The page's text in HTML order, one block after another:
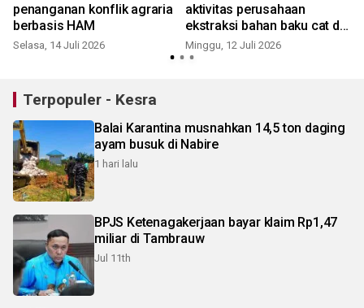
penanganan konflik agraria
berbasis HAM
Selasa, 14 Juli 2026
aktivitas perusahaan
ekstraksi bahan baku cat di
Manokwari
Minggu, 12 Juli 2026
Terpopuler - Kesra
Balai Karantina musnahkan 14,5 ton daging
ayam busuk di Nabire
1 hari lalu
BPJS Ketenagakerjaan bayar klaim Rp1,47
miliar di Tambrauw
Jul 11th